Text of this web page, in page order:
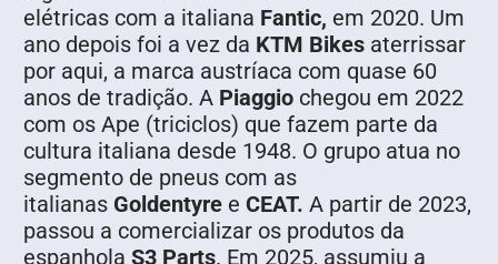
elétricas com a italiana Fantic, em 2020. Um
ano depois foi a vez da KTM Bikes aterrissar
por aqui, a marca austríaca com quase 60
anos de tradição. A Piaggio chegou em 2022
com os Ape (triciclos) que fazem parte da
cultura italiana desde 1948. O grupo atua no
segmento de pneus com as
italianas Goldentyre e CEAT. A partir de 2023,
passou a comercializar os produtos da
espanhola S3 Parts. Em 2025, assumiu a